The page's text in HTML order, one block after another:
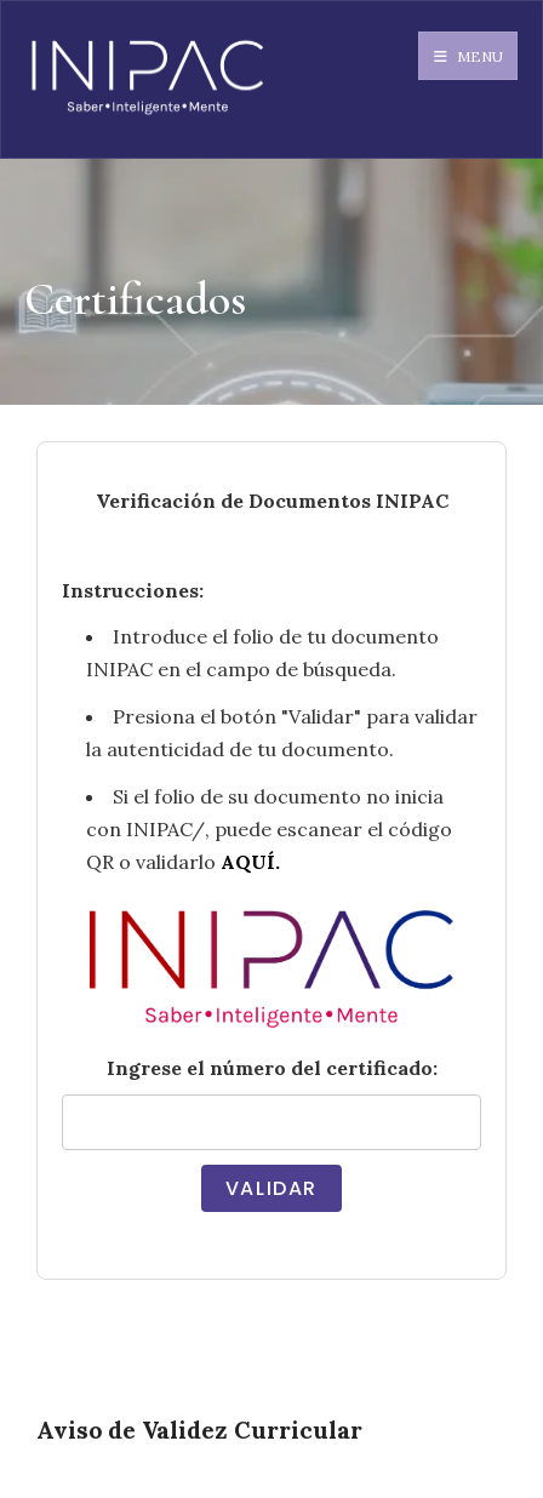
MENU
Certificados
Verificación de Documentos INIPAC
Instrucciones:
Introduce el folio de tu documento
INIPAC en el campo de búsqueda.
Presiona el botón "Validar" para validar
la autenticidad de tu documento.
Si el folio de su documento no inicia
con INIPAC/, puede escanear el código
QR o validarlo AQUÍ.
Ingrese el número del certificado:
VALIDAR
Aviso de Validez Curricular